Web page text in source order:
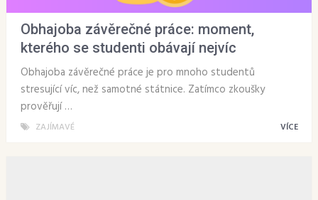
Obhajoba závěrečné práce: moment,
kterého se studenti obávají nejvíc
Obhajoba závěrečné práce je pro mnoho studentů
stresující víc, než samotné státnice. Zatímco zkoušky
prověřují …
ZAJÍMAVÉ VÍCE